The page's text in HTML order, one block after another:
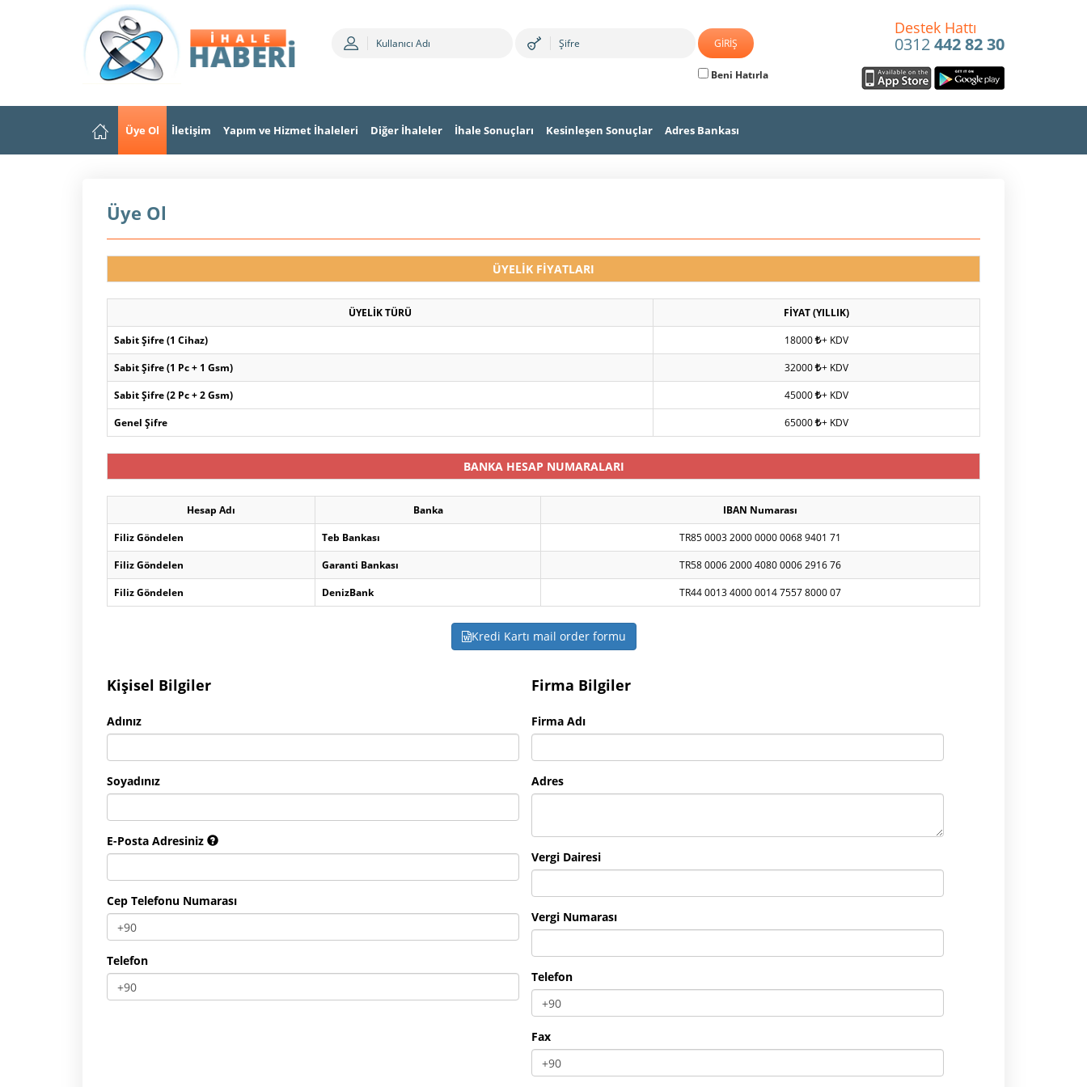
Beni Hatırla
Destek Hattı
0312442 82 30
Üye Ol İletişim Yapım ve Hizmet İhaleleri Diğer İhaleler İhale Sonuçları Kesinleşen Sonuçlar Adres Bankası
Üye Ol
ÜYELİK FİYATLARI
ÜYELİK TÜRÜ
FİYAT (YILLIK)
Sabit Şifre (1 Cihaz)
18000 + KDV
Sabit Şifre (1 Pc + 1 Gsm)
32000 + KDV
Sabit Şifre (2 Pc + 2 Gsm)
45000 + KDV
Genel Şifre
65000 + KDV
BANKA HESAP NUMARALARI
Hesap Adı Banka
IBAN Numarası
Filiz Göndelen
Teb Bankası
TR85 0003 2000 0000 0068 9401 71
Filiz Göndelen
Garanti Bankası
TR58 0006 2000 4080 0006 2916 76
Filiz Göndelen
DenizBank TR44 0013 4000 0014 7557 8000 07
Kredi Kartı mail order formu
Kişisel Bilgiler
Adınız
Soyadınız
E-Posta Adresiniz
Cep Telefonu Numarası
Telefon
Firma Bilgiler
Firma Adı
Adres
Vergi Dairesi
Vergi Numarası
Telefon
Fax